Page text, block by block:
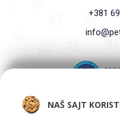
+381
Pet Shop Aquarius -
NAŠ SAJT